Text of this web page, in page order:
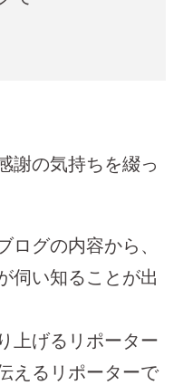
謝の気持ちを綴っ
ログの内容から、
伺い知ることが出
上げるリポーター
えるリポーターで